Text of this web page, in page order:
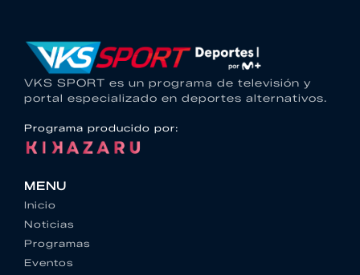
VKS SPORT es un programa de televisión y
portal especializado en deportes alternativos.
Programa producido por:
MENU
Inicio
Noticias
Programas
Eventos